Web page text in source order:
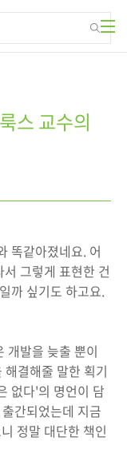
스 교수의
똑같아졌네요. 어
그렇게 표현한 건
까 싶기도 하고요.
개발을 늦출 뿐이
결해줄 말한 획기
없다'의 명언이 담
간되었는데 지금
정말 대단한 책인